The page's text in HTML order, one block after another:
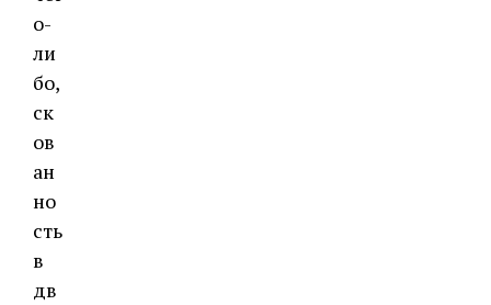
о-
ли
бо,
ск
ов
ан
но
сть
в
дв